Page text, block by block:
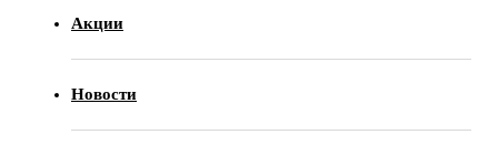
Акции
Новости